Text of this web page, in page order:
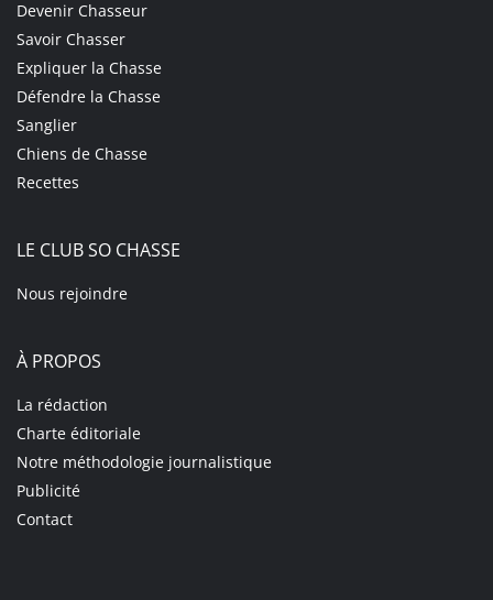
Devenir Chasseur
Savoir Chasser
Expliquer la Chasse
Défendre la Chasse
Sanglier
Chiens de Chasse
Recettes
LE CLUB SO CHASSE
Nous rejoindre
À PROPOS
La rédaction
Charte éditoriale
Notre méthodologie journalistique
Publicité
Contact